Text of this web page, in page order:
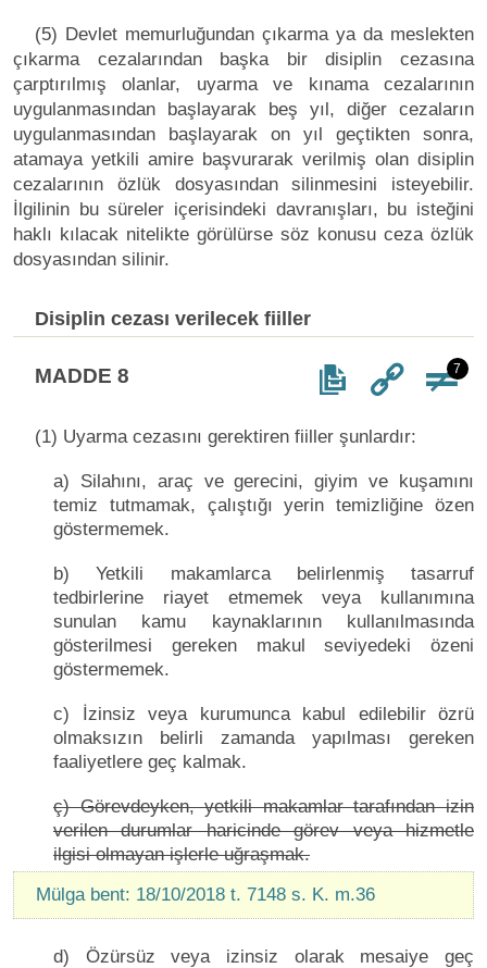
(5) Devlet memurluğundan çıkarma ya da meslekten
çıkarma cezalarından başka bir disiplin cezasına
çarptırılmış olanlar, uyarma ve kınama cezalarının
uygulanmasından başlayarak beş yıl, diğer cezaların
uygulanmasından başlayarak on yıl geçtikten sonra,
atamaya yetkili amire başvurarak verilmiş olan disiplin
cezalarının özlük dosyasından silinmesini isteyebilir.
İlgilinin bu süreler içerisindeki davranışları, bu isteğini
haklı kılacak nitelikte görülürse söz konusu ceza özlük
dosyasından silinir.
Disiplin cezası verilecek fiiller
MADDE 8 7
(1) Uyarma cezasını gerektiren fiiller şunlardır:
a) Silahını, araç ve gerecini, giyim ve kuşamını
temiz tutmamak, çalıştığı yerin temizliğine özen
göstermemek.
b) Yetkili makamlarca belirlenmiş tasarruf
tedbirlerine riayet etmemek veya kullanımına
sunulan kamu kaynaklarının kullanılmasında
gösterilmesi gereken makul seviyedeki özeni
göstermemek.
c) İzinsiz veya kurumunca kabul edilebilir özrü
olmaksızın belirli zamanda yapılması gereken
faaliyetlere geç kalmak.
ç) Görevdeyken, yetkili makamlar tarafından izin
verilen durumlar haricinde görev veya hizmetle
ilgisi olmayan işlerle uğraşmak.
Mülga bent: 18/10/2018 t. 7148 s. K. m.36
d) Özürsüz veya izinsiz olarak mesaiye geç